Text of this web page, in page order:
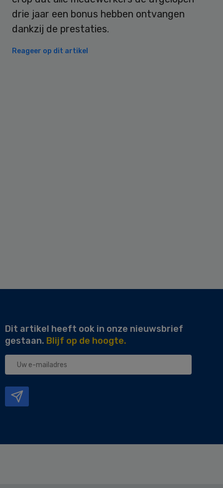
drie jaar een bonus hebben ontvangen
dankzij de prestaties.
Reageer op dit artikel
Dit artikel heeft ook in onze nieuwsbrief
gestaan. Blijf op de hoogte.
Uw